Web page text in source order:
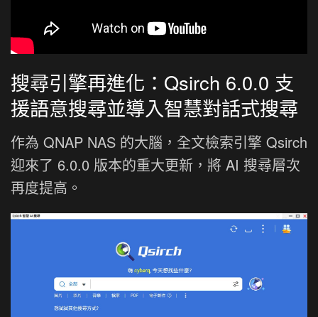
搜尋引擎再進化：Qsirch 6.0.0 支
援語意搜尋並導入智慧對話式搜尋
作為 QNAP NAS 的大腦，全文檢索引擎 Qsirch
迎來了 6.0.0 版本的重大更新，將 AI 搜尋層次
再度提高。